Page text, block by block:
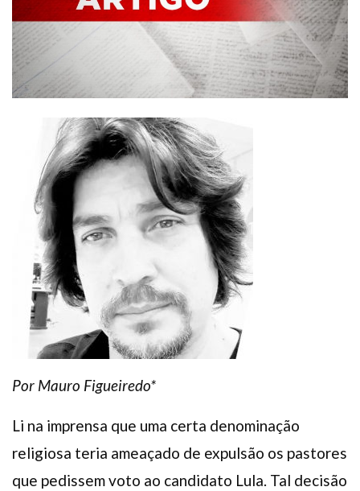
Por Mauro Figueiredo*
Li na imprensa que uma certa denominação
religiosa teria ameaçado de expulsão os pastores
que pedissem voto ao candidato Lula. Tal decisão
Plano de Saúde
Assistência Funeral
Pós-graduação
Facebook Instagram Youtube TikTok Whatsapp